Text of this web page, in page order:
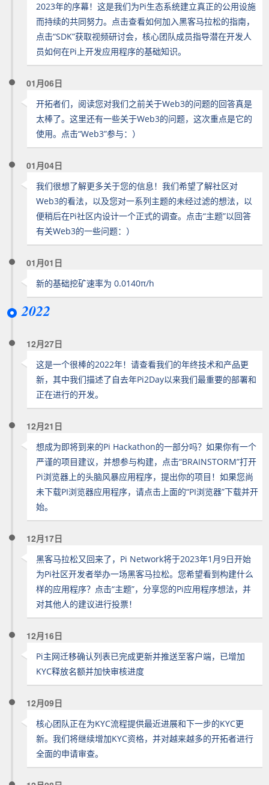
2023年的序幕！这是我们为Pi生态系统建立真正的公用设施
而持续的共同努力。点击查看如何加入黑客马拉松的指南，
点击“SDK”获取视频研讨会，核心团队成员指导潜在开发人
员如何在Pi上开发应用程序的基础知识。
01月06日
开拓者们，阅读您对我们之前关于Web3的问题的回答真是
太棒了。这里还有一些关于Web3的问题，这次重点是它的
使用。点击“Web3”参与：）
01月04日
我们很想了解更多关于您的信息！我们希望了解社区对
Web3的看法，以及您对一系列主题的未经过滤的想法，以
便稍后在Pi社区内设计一个正式的调查。点击“主题”以回答
有关Web3的一些问题：）
01月01日
新的基础挖矿速率为 0.0140π/h
2022
12月27日
这是一个很棒的2022年！请查看我们的年终技术和产品更
新，其中我们描述了自去年Pi2Day以来我们最重要的部署和
正在进行的开发。
12月21日
想成为即将到来的Pi Hackathon的一部分吗？如果你有一个
严谨的项目建议，并想参与构建，点击“BRAINSTORM”打开
Pi浏览器上的头脑风暴应用程序，提出你的项目！如果您尚
未下载PI浏览器应用程序，请点击上面的“PI浏览器”下载并开
始。
12月17日
黑客马拉松又回来了，Pi Network将于2023年1月9日开始
为Pi社区开发者举办一场黑客马拉松。您希望看到构建什么
样的应用程序？点击“主题”，分享您的Pi应用程序想法，并
对其他人的建议进行投票！
12月16日
Pi主网迁移确认列表已完成更新并推送至客户端，已增加
KYC释放名额并加快审核进度
12月09日
核心团队正在为KYC流程提供最近进展和下一步的KYC更
新。我们将继续增加KYC资格，并对越来越多的开拓者进行
全面的申请审查。